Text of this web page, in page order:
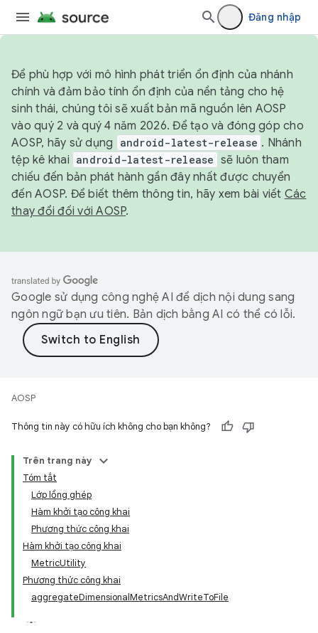
Đăng nhập
Để phù hợp với mô hình phát triển ổn định của nhánh
chính và đảm bảo tính ổn định của nền tảng cho hệ
sinh thái, chúng tôi sẽ xuất bản mã nguồn lên AOSP
vào quý 2 và quý 4 năm 2026. Để tạo và đóng góp cho
AOSP, hãy sử dụng
android-latest-release . Nhánh
tệp kê khai android-latest-release sẽ luôn tham
chiếu đến bản phát hành gần đây nhất được chuyển
đến AOSP. Để biết thêm thông tin, hãy xem bài viết Các
thay đổi đối với AOSP.
Google sử dụng công nghệ AI để dịch nội dung sang
ngôn ngữ bạn ưu tiên. Bản dịch bằng AI có thể có lỗi.
AOSP
Thông tin này có hữu ích không cho bạn không?
Trên trang này
Tóm tắt
Lớp lồng ghép
Hàm khởi tạo công khai
Phương thức công khai
Hàm khởi tạo công khai
MetricUtility
Phương thức công khai
aggregateDimensionalMetricsAndWriteToFile